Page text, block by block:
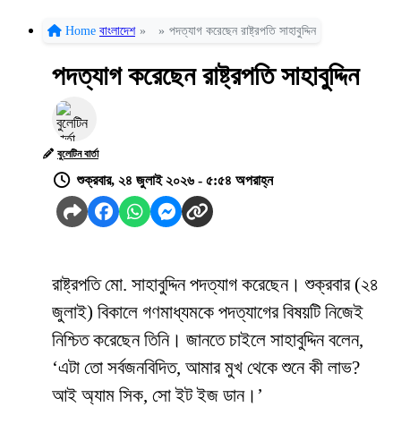
Home বাংলাদেশ » » পদত্যাগ করেছেন রাষ্ট্রপতি সাহাবুদ্দিন
পদত্যাগ করেছেন রাষ্ট্রপতি সাহাবুদ্দিন
বুলেটিন বার্তা
শুক্রবার, ২৪ জুলাই ২০২৬ - ৫:৫৪ অপরাহ্ন
রাষ্ট্রপতি মো. সাহাবুদ্দিন পদত্যাগ করেছেন। শুক্রবার (২৪
জুলাই) বিকালে গণমাধ্যমকে পদত্যাগের বিষয়টি নিজেই
নিশ্চিত করেছেন তিনি। জানতে চাইলে সাহাবুদ্দিন বলেন,
‘এটা তো সর্বজনবিদিত, আমার মুখ থেকে শুনে কী লাভ?
আই অ্যাম সিক, সো ইট ইজ ডান।’